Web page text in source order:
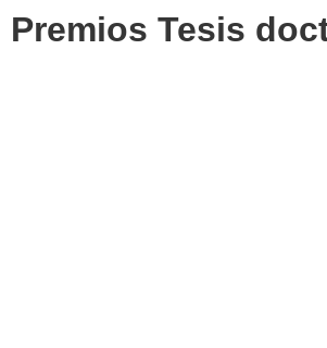
Premios Tesis